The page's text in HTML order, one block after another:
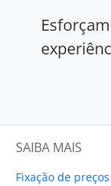
SAIBA MAIS
Fixação de preços